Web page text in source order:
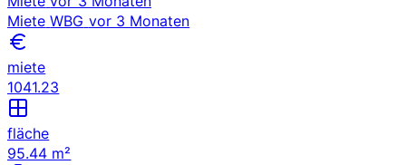
Miete WBG vor 3 Monaten
miete
1041.23
fläche
95.44 m²